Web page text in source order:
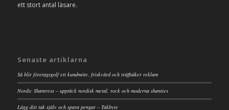
ett stort antal läsare.
Senaste artiklarna
Så blir företagsgolf ett kundmöte, friskvård och träffsäker reklam
Nordic Shantress – upptäck nordisk metal, rock och moderna shanties
Lägg ditt tak själv och spara pengar – Takbyte